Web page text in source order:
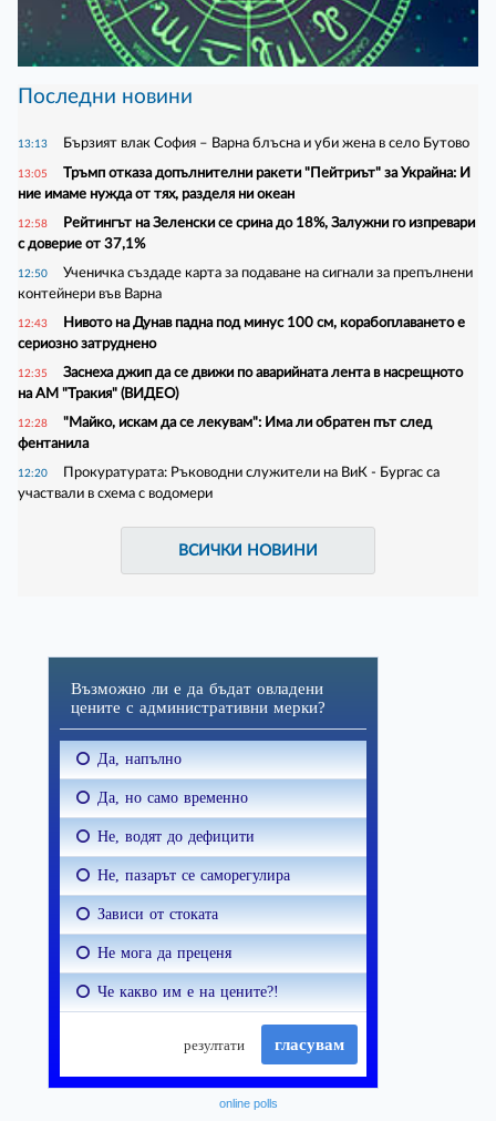
Последни новини
13:13 Бързият влак София – Варна блъсна и уби жена в село Бутово
13:05
Тръмп отказа допълнителни ракети "Пейтриът" за Украйна: И
ние имаме нужда от тях, разделя ни океан
12:58
Рейтингът на Зеленски се срина до 18%, Залужни го изпревари
с доверие от 37,1%
12:50
Ученичка създаде карта за подаване на сигнали за препълнени
контейнери във Варна
12:43
Нивото на Дунав падна под минус 100 см, корабоплаването е
сериозно затруднено
12:35
Заснеха джип да се движи по аварийната лента в насрещното
на АМ "Тракия" (ВИДЕО)
12:28
"Майко, искам да се лекувам": Има ли обратен път след
фентанила
12:20
Прокуратурата: Ръководни служители на ВиК - Бургас са
участвали в схема с водомери
ВСИЧКИ НОВИНИ
online polls